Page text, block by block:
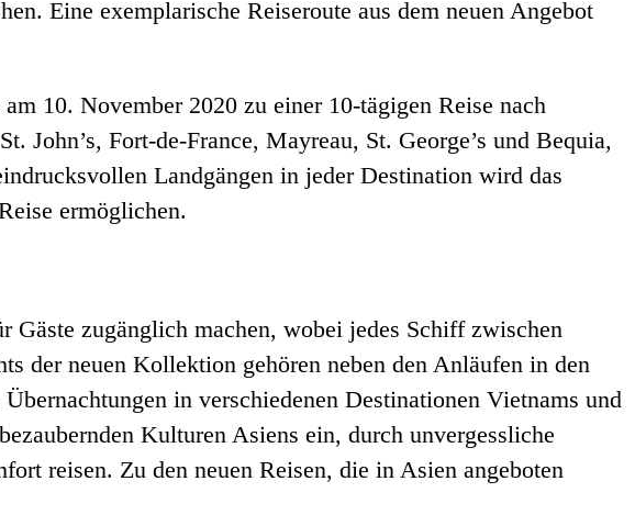
Eine exemplarische Reiseroute aus dem neuen Angebot
10. November 2020 zu einer 10-tägigen Reise nach
John’s, Fort-de-France, Mayreau, St. George’s und Bequia,
Landgängen in jeder Destination wird das
ermöglichen.
zugänglich machen, wobei jedes Schiff zwischen
der neuen Kollektion gehören neben den Anläufen in den
in verschiedenen Destinationen Vietnams und
Kulturen Asiens ein, durch unvergessliche
reisen. Zu den neuen Reisen, die in Asien angeboten